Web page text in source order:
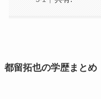
都留拓也の学歴まとめ